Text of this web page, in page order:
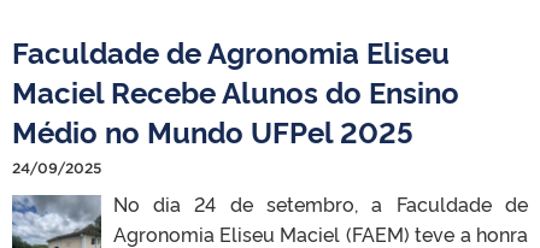
TELEFONES
Faculdade de Agronomia Eliseu
Maciel Recebe Alunos do Ensino
Médio no Mundo UFPel 2025
24/09/2025
No dia 24 de setembro, a Faculdade de
Agronomia Eliseu Maciel (FAEM) teve a honra